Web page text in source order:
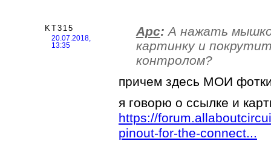
KT315
20.07.2018,
13:35
Арс: А нажать
картинку и
контролом?
причем здесь МОИ
я говорю о ссылке и
https://
pinout-for-the-connect...